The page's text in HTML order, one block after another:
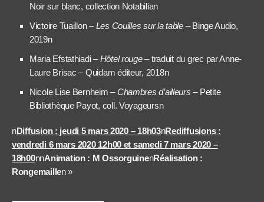
Noir sur blanc, collection Notabilian
Victoire Tuaillon –Les Couilles sur la table– Binge Audio,
2019n
Maria Efstathiadi –Hôtel rouge– traduit du grec par Anne-
Laure Brisac – Quidam éditeur, 2018n
Nicole Lise Bernheim –Chambres d’ailleurs – Petite
Bibliothèque Payot, coll. Voyageursn
nDiffusion : jeudi 5 mars 2020 – 18h03nRediffusions :
vendredi 6 mars 2020 12h00 et samedi 7 mars 2020 –
18h00nnAnimation : M OssorguinenRéalisation :
Rongemaillen »